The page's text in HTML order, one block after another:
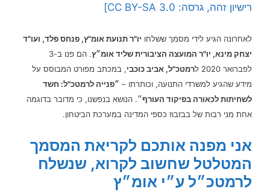
רישיון זהה, גרסה: CC BY-SA 3.0]
לאחרונה הגיע לידי מסמך ששלחו יו"ר תנועת אומ"ץ, פנחס פלד, ועו"ד
יצחק מינא, יו"ר המועצה הציבורית שליד אומ״ץ
. הם פנו ב-3
לפברואר 2020 ל
רמטכ"ל, אביב כוכבי, במכתב מפורט המבוסס על
מידע שהגיע למשרדי התנועה, וכותרתו – ״פנייה לרמטכ"ל: חשד
לשחיתות לכאורה בפיקוד העורף״. הנושא בנפשנו, כי מדובר בדוגמה
אחת מני רבות של בבזבוז כספי המדינה במערכת הביטחון.
אני מפנה אותכם לקריאת המסמך
המטלטל שחשוב לקרוא, שנשלח
לרמטכ״ל ע״י אומ״ץ